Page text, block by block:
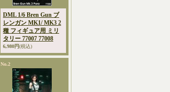
DML 1/6 Bren Gun ブ
レンガン MK1/ MK3 2
種 フィギュア用 ミリ
タリー 77007 77008
6,980円(税込)
No.2